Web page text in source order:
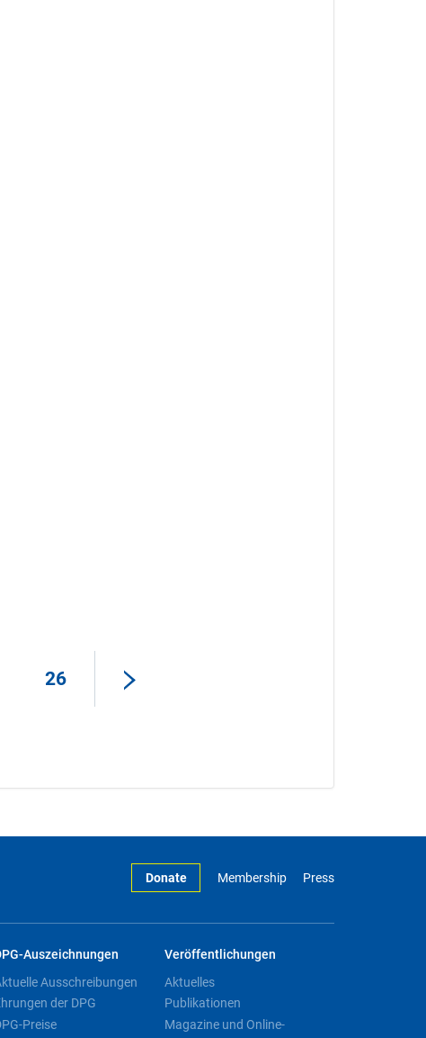
26
Donate Membership Press
Auszeichnungen
Ausschreibungen
der DPG
Preise
Veröffentlichungen
Aktuelles
Publikationen
Magazine und Online-